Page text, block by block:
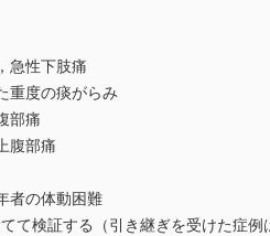
急性下肢痛
重度の痰がらみ
部痛
腹部痛
者の体動困難
検証する（引き継ぎを受けた症例